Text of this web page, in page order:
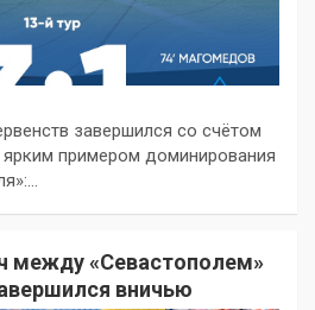
завершился со счётом
примером доминирования
между «Севастополем»
вничью